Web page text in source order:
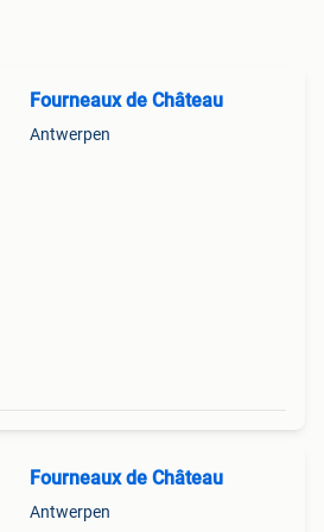
Fourneaux de Château
Antwerpen
Fourneaux de Château
Antwerpen